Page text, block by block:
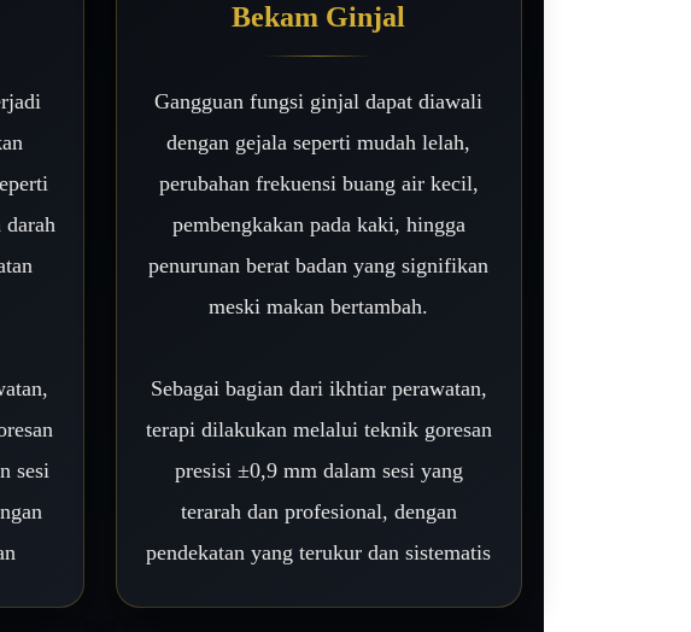
darah
sesi
Bekam Ginjal
Gangguan fungsi ginjal dapat diawali
dengan gejala seperti mudah lelah,
perubahan frekuensi buang air kecil,
pembengkakan pada kaki, hingga
penurunan berat badan yang signifikan
meski makan bertambah.
Sebagai bagian dari ikhtiar perawatan,
terapi dilakukan melalui teknik goresan
presisi ±0,9 mm dalam sesi yang
terarah dan profesional, dengan
pendekatan yang terukur dan sistematis